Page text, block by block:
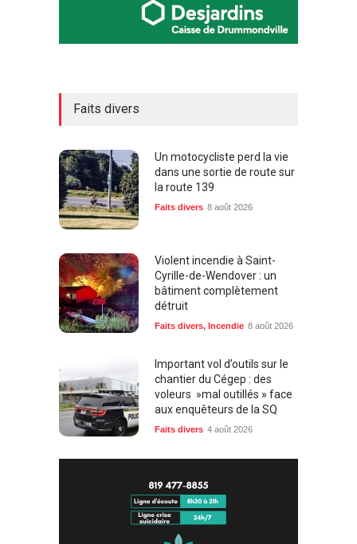
Faits divers
Un motocycliste perd la vie
dans une sortie de route sur
la route 139
Faits divers 8 août 2026
Violent incendie à Saint-
Cyrille-de-Wendover : un
bâtiment complètement
détruit
Faits divers, Incendie 8 août 2026
Important vol d’outils sur le
chantier du Cégep : des
voleurs »mal outillés » face
aux enquêteurs de la SQ
Faits divers 4 août 2026